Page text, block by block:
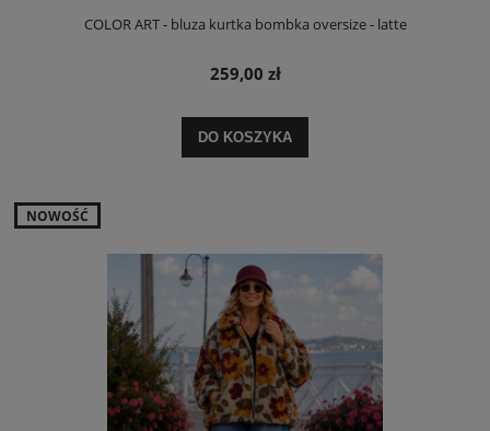
COLOR ART - bluza kurtka bombka oversize - latte
259,00 zł
DO KOSZYKA
NOWOŚĆ